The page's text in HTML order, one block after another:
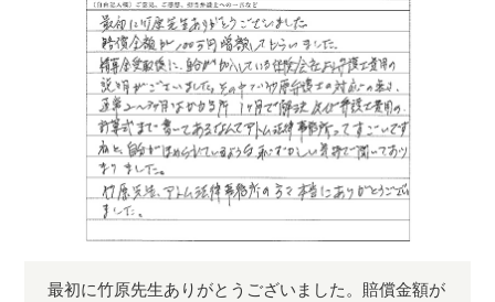
最初に竹原先生ありがとうございました。賠償金額が